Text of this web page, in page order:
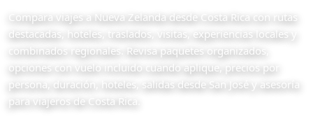
Compara viajes a Nueva Zelanda desde Costa Rica con rutas
destacadas, hoteles, traslados, visitas, experiencias locales y
combinados regionales. Revisa paquetes organizados,
opciones con vuelo incluido cuando aplique, precios por
persona, duración, hoteles, salidas desde San José y asesoría
para viajeros de Costa Rica.